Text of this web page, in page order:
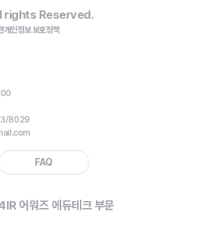
rights Reserved.
개인정보 보호정책
8029
FAQ
어워즈 에듀테크 부문